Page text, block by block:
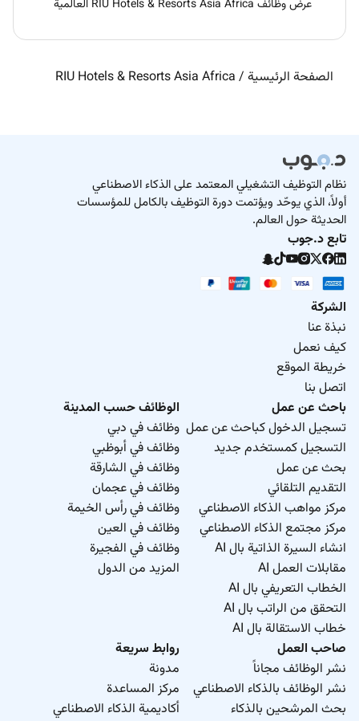
عرض وظائف RIU Hotels & Resorts Asia Africa العالمية
الصفحة الرئيسية /
RIU Hotels & Resorts Asia Africa
نظام التوظيف التشغيلي المعتمد على الذكاء الاصطناعي
أولاً، الذي يوحّد ويؤتمت دورة التوظيف بالكامل للمؤسسات
الحديثة حول العالم.
تابع د.جوب
الشركة
نبذة عنا
كيف نعمل
خريطة الموقع
اتصل بنا
باحث عن عمل
تسجيل الدخول كباحث عن عمل
التسجيل كمستخدم جديد
بحث عن عمل
التقديم التلقائي
مركز مواهب الذكاء الاصطناعي
مركز مجتمع الذكاء الاصطناعي
انشاء السيرة الذاتية بال AI
مقابلات العمل AI
الخطاب التعريفي بال AI
التحقق من الراتب بال AI
خطاب الاستقالة بال AI
الوظائف حسب المدينة
وظائف في دبي
وظائف في أبوظبي
وظائف في الشارقة
وظائف في عجمان
وظائف في رأس الخيمة
وظائف في العين
وظائف في الفجيرة
المزيد من الدول
صاحب العمل
نشر الوظائف مجاناً
نشر الوظائف بالذكاء الاصطناعي
بحث المرشحين بالذكاء
روابط سريعة
مدونة
مركز المساعدة
أكاديمية الذكاء الاصطناعي